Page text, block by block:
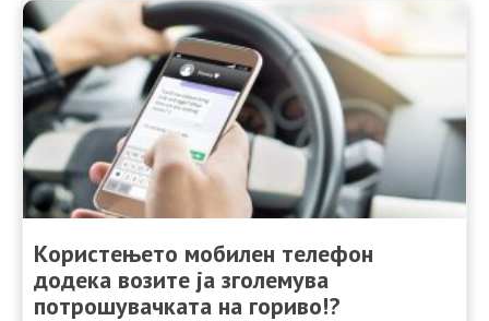
Kористењето мобилен телефон
додека возите ја зголемува
потрошувачката на гориво!?